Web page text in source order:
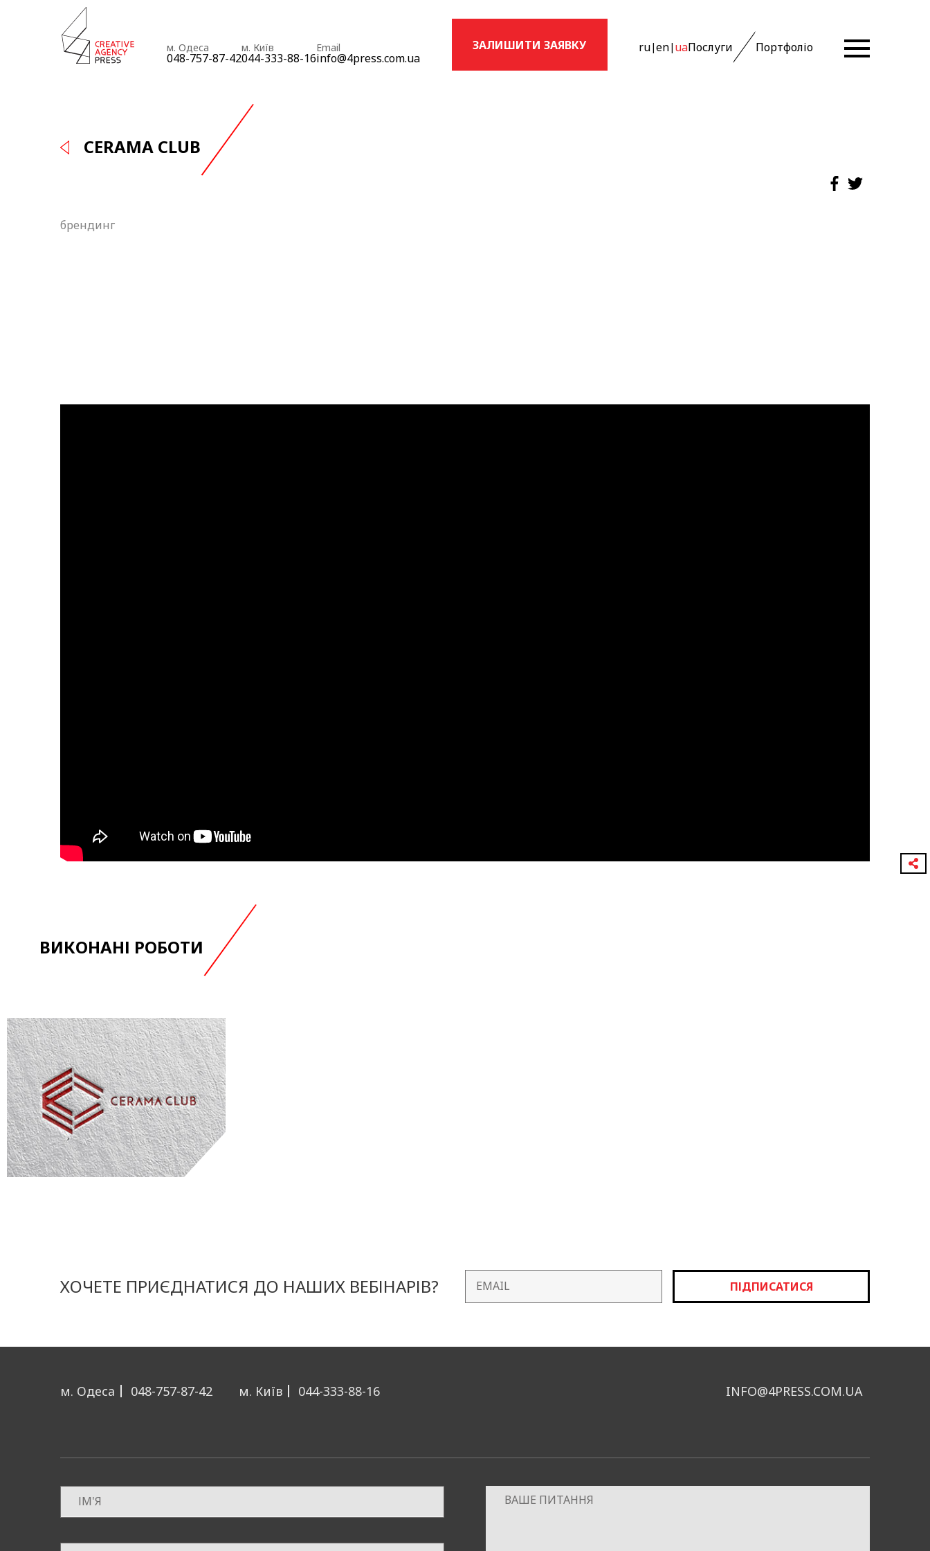
м. Одеса
048-757-87-42
м. Київ
044-333-88-16
Email
info@4press.com.ua
ЗАЛИШИТИ ЗАЯВКУ ru|en| uaПослуги Портфоліо
CERAMA CLUB
брендинг
ВИКОНАНІ РОБОТИ
CERAMA CLUB
брендинг
ХОЧЕТЕ ПРИЄДНАТИСЯ ДО НАШИХ ВЕБІНАРІВ? ПІДПИСАТИСЯ
м. Одеса 048-757-87-42 м. Київ 044-333-88-16 INFO@4PRESS.COM.UA